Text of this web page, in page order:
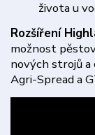
života u
Rozšíření
možnost
nových strojů a
Agri-Spread a